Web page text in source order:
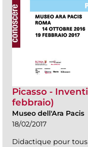
Picasso -
febbraio)
Museo dell'Ara Pacis
18/02/2017
Didactique pour tous